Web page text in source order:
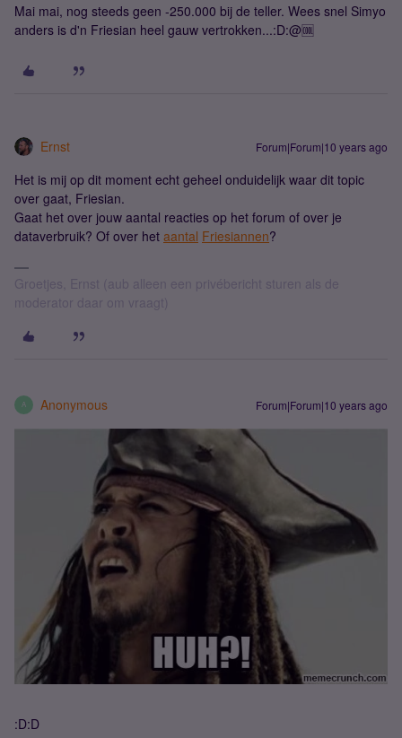
Mai mai, nog steeds geen -250.000 bij de teller. Wees snel Simyo
anders is d'n Friesian heel gauw vertrokken...:D:@🆒
Ernst Forum|Forum|10 years ago
Het is mij op dit moment echt geheel onduidelijk waar dit topic
over gaat, Friesian.
Gaat het over jouw aantal reacties op het forum of over je
dataverbruik? Of over het aantal Friesiannen?
Groetjes, Ernst (aub alleen een privébericht sturen als de
moderator daar om vraagt)
A Anonymous Forum|Forum|10 years ago
:D:D